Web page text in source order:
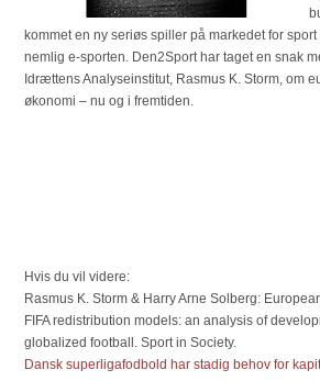
kommet en ny seriøs spiller på markedet for
nemlig e-sporten. Den2Sport har taget en snak
Idrættens Analyseinstitut, Rasmus K. Storm, om
økonomi – nu og i fremtiden.
Hvis du vil videre:
Rasmus K. Storm & Harry Arne Solberg:
FIFA redistribution models: an analysis of
globalized football. Sport in Society.
Dansk superligafodbold har stadig behov for